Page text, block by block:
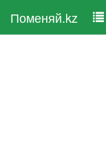
Поменяй.kz